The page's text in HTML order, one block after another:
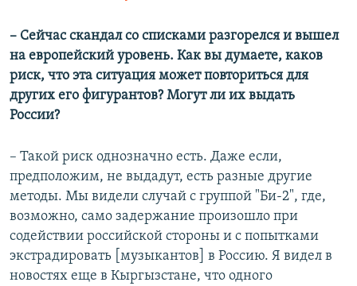
– Сейчас скандал со списками разгорелся и вышел
на европейский уровень. Как вы думаете, каков
риск, что эта ситуация может повториться для
других его фигурантов? Могут ли их выдать
России?
– Такой риск однозначно есть. Даже если,
предположим, не выдадут, есть разные другие
методы. Мы видели случай с группой "Би-2", где,
возможно, само задержание произошло при
содействии российской стороны и с попытками
экстрадировать [музыкантов] в Россию. Я видел в
новостях еще в Кыргызстане, что одного